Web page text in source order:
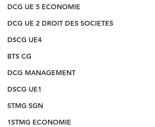
DCG UE 5 ECONOMIE
DCG UE 2 DROIT DES SOCIETES
DSCG UE4
BTS CG
DCG MANAGEMENT
DSCG UE1
STMG SGN
1STMG ECONOMIE